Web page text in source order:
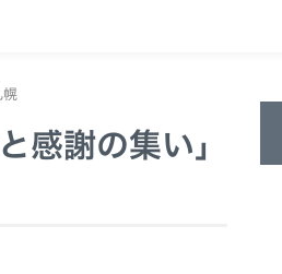
幌
感謝の集い」